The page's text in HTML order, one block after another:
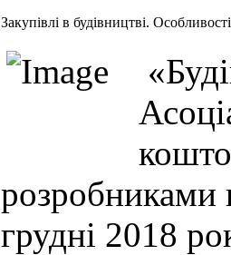
Закупівлі в будівництві.
розробниками
грудні 2018